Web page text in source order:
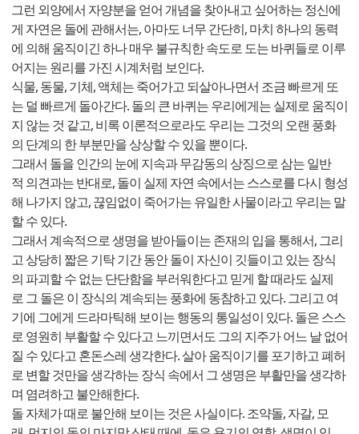
그런 외양에서 자양분을 얻어 개념을 찾아내고 싶어하는 정신에
게 자연은 돌에 관해서는, 아마도 너무 간단히, 마치 하나의 동력
에 의해 움직이긴 하나 매우 불규칙한 속도로 도는 바퀴들로 이루
어지는 원리를 가진 시계처럼 보인다.
식물, 동물, 기체, 액체는 죽어가고 되살아나면서 조금 빠르게 또
는 덜 빠르게 돌아간다. 돌의 큰 바퀴는 우리에게는 실제로 움직이
지 않는 것 같고, 비록 이론적으로라도 우리는 그것의 오랜 풍화
의 단계의 한 부분만을 상상할 수 있을 뿐이다.
그래서 돌을 인간의 눈에 지속과 무감동의 상징으로 삼는 일반
적 의견과는 반대로, 돌이 실제 자연 속에서는 스스로를 다시 형성
해 나가지 않고, 끊임없이 죽어가는 유일한 사물이라고 우리는 말
할 수 있다.
그래서 계속적으로 생명을 받아들이는 존재의 입을 통해서, 그리
고 상당히 짧은 기탁 기간 동안 돌이 자신이 깃들이고 있는 장식
의 파괴할 수 없는 단단함을 부러워한다고 믿게 할 때라도 실제
로 그 돌은 이 장식의 계속되는 풍화에 동참하고 있다. 그리고 여
기에 그에게 드라마틱해 보이는 행동의 통일성이 있다. 돌은 스스
로 영원히 부활할 수 있다고 느끼면서도 그의 지주가 어느 날 없어
질 수 있다고 혼돈스레 생각한다. 살아 움직이기를 포기하고 폐허
로 변할 것만을 생각하는 장식 속에서 그 생명은 부활만을 생각하
며 염려하고 불안해한다.
돌 자체가 때로 불안해 보이는 것은 사실이다. 조약돌, 자갈, 모